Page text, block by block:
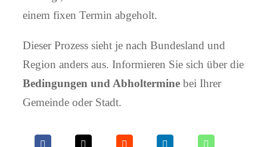
einem fixen Termin abgeholt.
Dieser Prozess sieht je nach Bundesland und
Region anders aus. Informieren Sie sich über die
Bedingungen und Abholterminebei Ihrer
Gemeinde oder Stadt.